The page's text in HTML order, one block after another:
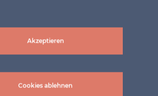
Akzeptieren
Cookies ablehnen